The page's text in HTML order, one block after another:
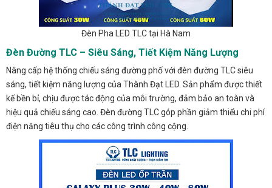
Đèn Pha LED TLC tại Hà Nam
Đèn Đường TLC – Siêu Sáng, Tiết Kiệm Năng Lượng
Nâng cấp hệ thống chiếu sáng đường phố với đèn đường TLC siêu
sáng, tiết kiệm năng lượng của Thành Đạt LED. Sản phẩm được thiết
kế bền bỉ, chịu được tác động của môi trường, đảm bảo an toàn và
hiệu quả chiếu sáng cao. Đèn đường TLC góp phần giảm thiểu chi phí
điện năng tiêu thụ cho các công trình công cộng.